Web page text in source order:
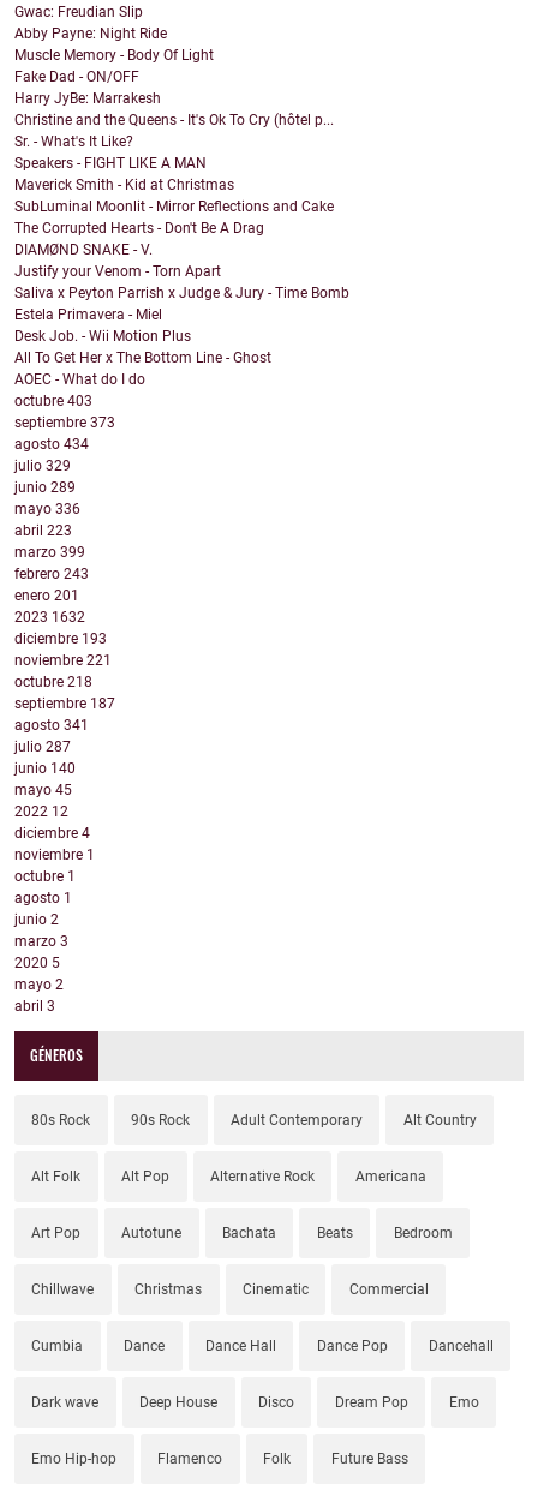
Gwac: Freudian Slip
Abby Payne: Night Ride
Muscle Memory - Body Of Light
Fake Dad - ON/OFF
Harry JyBe: Marrakesh
Christine and the Queens - It's Ok To Cry (hôtel p...
Sr. - What's It Like?
Speakers - FIGHT LIKE A MAN
Maverick Smith - Kid at Christmas
SubLuminal Moonlit - Mirror Reflections and Cake
The Corrupted Hearts - Don't Be A Drag
DIAMØND SNAKE - V.
Justify your Venom - Torn Apart
Saliva x Peyton Parrish x Judge & Jury - Time Bomb
Estela Primavera - Miel
Desk Job. - Wii Motion Plus
All To Get Her x The Bottom Line - Ghost
AOEC - What do I do
octubre 403
septiembre 373
agosto 434
julio 329
junio 289
mayo 336
abril 223
marzo 399
febrero 243
enero 201
2023 1632
diciembre 193
noviembre 221
octubre 218
septiembre 187
agosto 341
julio 287
junio 140
mayo 45
2022 12
diciembre 4
noviembre 1
octubre 1
agosto 1
junio 2
marzo 3
2020 5
mayo 2
abril 3
GÉNEROS
80s Rock 90s Rock Adult Contemporary Alt Country
Alt Folk Alt Pop Alternative Rock Americana
Art Pop Autotune Bachata Beats Bedroom
Chillwave Christmas Cinematic Commercial
Cumbia Dance Dance Hall Dance Pop Dancehall
Dark wave Deep House Disco Dream Pop Emo
Emo Hip-hop Flamenco Folk Future Bass